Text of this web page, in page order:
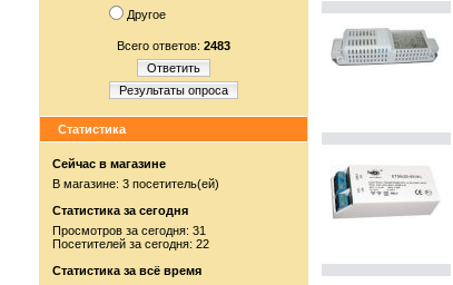
Другое
Всего ответов: 2483
Ответить
Результаты опроса
Статистика
Сейчас в магазине
В магазине: 3 посетитель(ей)
Статистика за сегодня
Просмотров за сегодня: 31
Посетителей за сегодня: 22
Статистика за всё время